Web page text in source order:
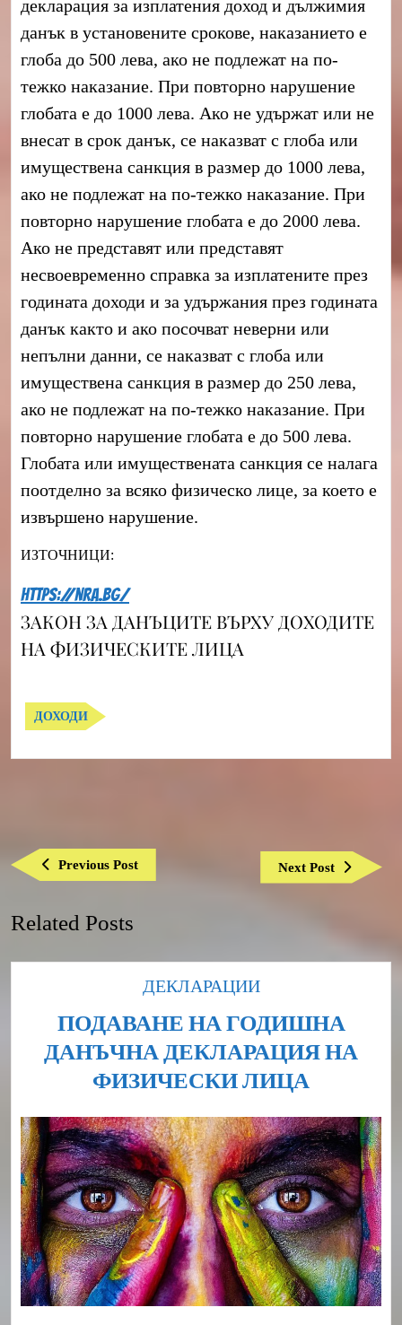
декларация за изплатения доход и дължимия
данък в установените срокове, наказанието е
глоба до 500 лева, ако не подлежат на по-
тежко наказание. При повторно нарушение
глобата е до 1000 лева. Ако не удържат или не
внесат в срок данък, се наказват с глоба или
имуществена санкция в размер до 1000 лева,
ако не подлежат на по-тежко наказание. При
повторно нарушение глобата е до 2000 лева.
Ако не представят или представят
несвоевременно справка за изплатените през
годината доходи и за удържания през годината
данък както и ако посочват неверни или
непълни данни, се наказват с глоба или
имуществена санкция в размер до 250 лева,
ако не подлежат на по-тежко наказание. При
повторно нарушение глобата е до 500 лева.
Глобата или имуществената санкция се налага
поотделно за всяко физическо лице, за което е
извършено нарушение.
ИЗТОЧНИЦИ:
https://nra.bg/
ЗАКОН ЗА ДАНЪЦИТЕ ВЪРХУ ДОХОДИТЕ
НА ФИЗИЧЕСКИТЕ ЛИЦА
ДОХОДИ
Previous PostPrevious
Post
Next Post
Next
Post
Related Posts
ДЕКЛАРАЦИИCategory
ПОДАВАНЕ НА ГОДИШНА
ДАНЪЧНА ДЕКЛАРАЦИЯ НА
ФИЗИЧЕСКИ ЛИЦА
НА
ЛИЦА